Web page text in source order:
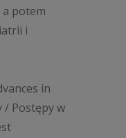
a potem
i
in
/ Postępy w